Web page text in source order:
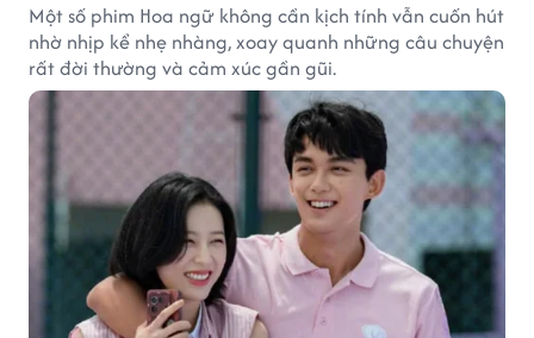
Một số phim Hoa ngữ không cần kịch tính vẫn cuốn hút
nhờ nhịp kể nhẹ nhàng, xoay quanh những câu chuyện
rất đời thường và cảm xúc gần gũi.